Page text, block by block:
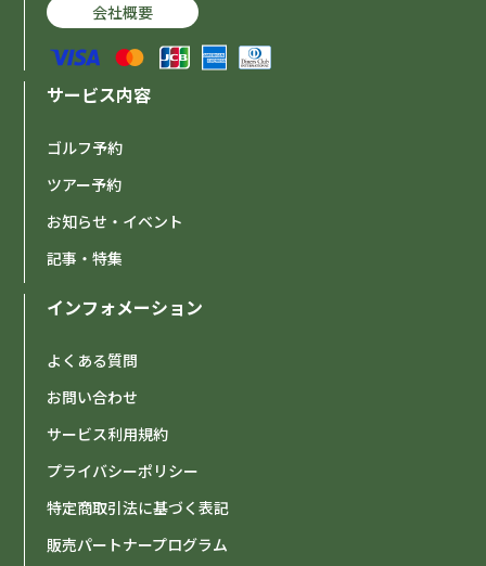
会社概要
サービス内容
ゴルフ予約
ツアー予約
お知らせ・イベント
記事・特集
インフォメーション
よくある質問
お問い合わせ
サービス利用規約
プライバシーポリシー
特定商取引法に基づく表記
販売パートナープログラム